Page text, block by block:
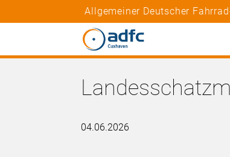
Allgemeiner Deutscher
04.06.2026